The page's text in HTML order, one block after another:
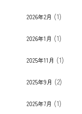
2026年2月 (1)
2026年1月 (1)
2025年11月 (1)
2025年9月 (2)
2025年7月 (1)